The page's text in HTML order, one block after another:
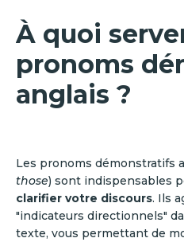
À quoi
pronoms
anglais ?
Les pronoms démonstratifs
those) sont indispensables
clarifier votre discours. Ils
"indicateurs directionnels"
texte, vous permettant de